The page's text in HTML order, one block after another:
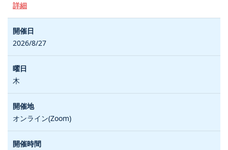
詳細
2026/8/27
木
オンライン(Zoom)